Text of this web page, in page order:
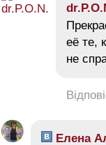
её те,
не
Елена